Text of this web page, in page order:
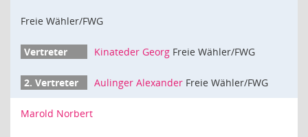
Freie Wähler/FWG
Kinateder Georg Freie Wähler/FWG
Aulinger Alexander Freie Wähler/FWG
Marold Norbert